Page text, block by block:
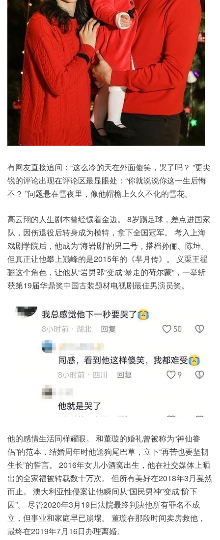
有网友直接追问：“这么冷的天在外面傻笑，哭了吗？ ”更尖
锐的评论出现在评论区最显眼处：“你就说说你这一生后悔
不？ ”问题悬在雪夜里，像他帽檐上久久不化的雪花。
高云翔的人生剧本曾经镶着金边。 8岁踢足球，差点进国家
队，因伤退役后转身成为模特，拿下全国冠军。 考入上海
戏剧学院后，他成为“海岩剧”的男二号，搭档孙俪、陈坤。
但真正让他攀上巅峰的是2015年的《芈月传》。 义渠王翟
骊这个角色，让他从“岩男郎”变成“暴走的荷尔蒙”，一举斩
获第19届华鼎奖中国古装题材电视剧最佳男演员奖。
他的感情生活同样耀眼。 和董璇的婚礼曾被称为“神仙眷
侣”的范本，结婚周年时他送狗尾巴草，立下“再苦也要坚韧
生长”的誓言。 2016年女儿小酒窝出生，他在社交媒体上晒
出的全家福被转载数十万次。 但所有美好在2018年3月戛然
而止。 澳大利亚性侵案让他瞬间从“国民男神”变成“阶下
囚”。 尽管2020年3月19日法院最终判决他所有罪名不成
立，但事业和家庭早已崩塌。 董璇在那段时间卖房救他，
最终在2019年7月16日办理离婚。